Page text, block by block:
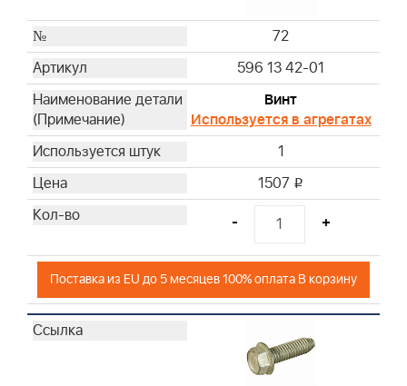
72
596 13 42-01
Винт
Используется в агрегатах
1
1507 i
- +
Поставка из EU до 5 месяцев 100% оплата В корзину